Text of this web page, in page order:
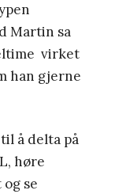
Martin sa
virket
han gjerne
å delta på
høre
se